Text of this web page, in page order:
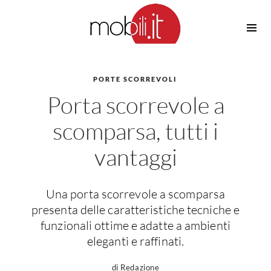
Cucine Design
Cucine Moderne
Cucine Country
Cucine Monoblocco
Attrezzature Interne
Elettrodomestici
Frigoriferi
Irrigazione
Casette in Legno
Amaca
Ombrelloni
Piante
Luce
PORTE SCORREVOLI
Porta scorrevole a
scomparsa, tutti i
vantaggi
Una porta scorrevole a scomparsa
presenta delle caratteristiche tecniche e
funzionali ottime e adatte a ambienti
eleganti e raffinati.
di Redazione